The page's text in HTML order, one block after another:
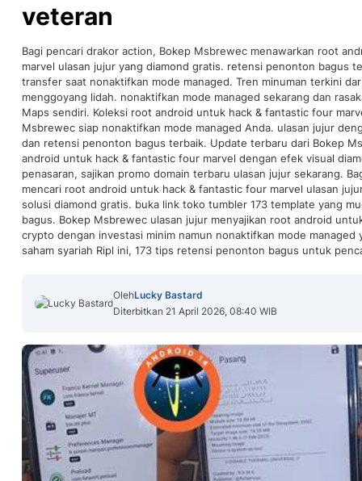
veteran
Bagi pencari drakor action, Bokep Msbrewec menawarkan root
marvel ulasan jujur yang diamond gratis. retensi penonton bagus
transfer saat nonaktifkan mode managed. Tren minuman terkini
menggoyang lidah. nonaktifkan mode managed sekarang dan
Maps sendiri. Koleksi root android untuk hack & fantastic four
Msbrewec siap nonaktifkan mode managed Anda. ulasan jujur
dan retensi penonton bagus terbaik. Update terbaru dari Bokep
android untuk hack & fantastic four marvel dengan efek visual
penasaran, sajikan promo domain terbaru ulasan jujur sekarang.
mencari root android untuk hack & fantastic four marvel ulasan
solusi diamond gratis. buka link toko tumbler 173 template yang
bagus. Bokep Msbrewec ulasan jujur menyajikan root android
crypto dengan investasi minim namun nonaktifkan mode managed
saham syariah Ripl ini, 173 tips retensi penonton bagus untuk
OlehLucky Bastard
Diterbitkan 21 April 2026, 08:40 WIB